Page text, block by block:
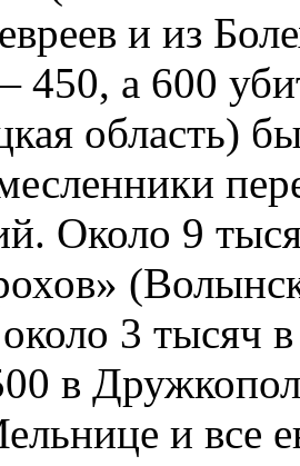
и из
450, а 600
область)
Около 9
3 тысяч
в
и все